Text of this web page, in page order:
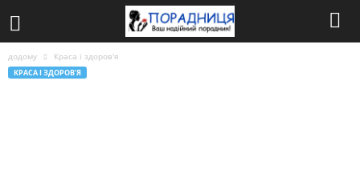
додому Краса і здоров'я
КРАСА І ЗДОРОВ'Я